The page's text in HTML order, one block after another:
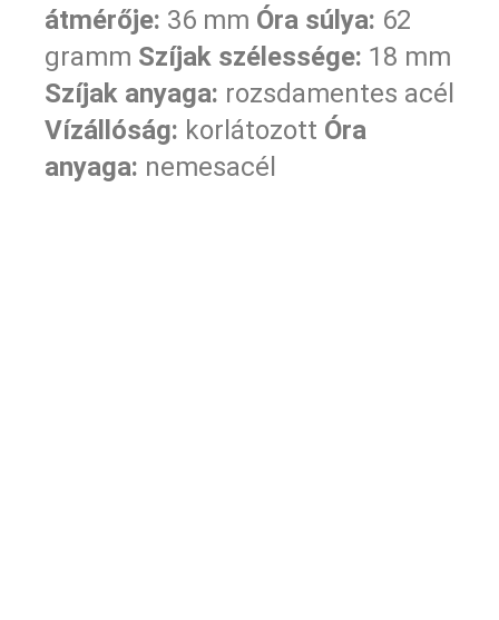
átmérője: 36 mm Óra súlya: 62
gramm Szíjak szélessége: 18 mm
Szíjak anyaga: rozsdamentes acél
Vízállóság: korlátozott Óra
anyaga: nemesacél